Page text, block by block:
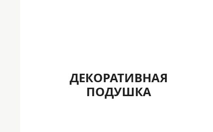
ДЕКОРАТИВНАЯ
ПОДУШКА